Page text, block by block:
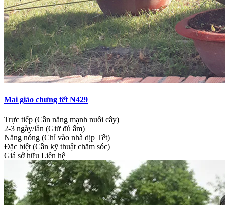
Mai giảo chưng tết N429
Trực tiếp (Cần nắng mạnh nuôi cây)
2-3 ngày/lần (Giữ đủ ẩm)
Nắng nóng (Chỉ vào nhà dịp Tết)
Đặc biệt (Cần kỹ thuật chăm sóc)
Giá sở hữu Liên hệ